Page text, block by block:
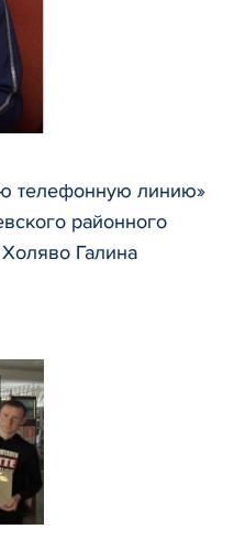
телефонную линию»
районного
Галина